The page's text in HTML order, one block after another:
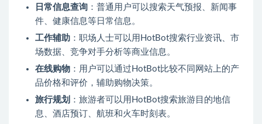
日常信息查询 ：普通用户可以搜索天气预报、新闻事
件、健康信息等日常信息。
工作辅助 ：职场人士可以用HotBot搜索行业资讯、市
场数据、竞争对手分析等商业信息。
在线购物 ：用户可以通过HotBot比较不同网站上的产
品价格和评价，辅助购物决策。
旅行规划 ：旅游者可以用HotBot搜索旅游目的地信
息、酒店预订、航班和火车时刻表。